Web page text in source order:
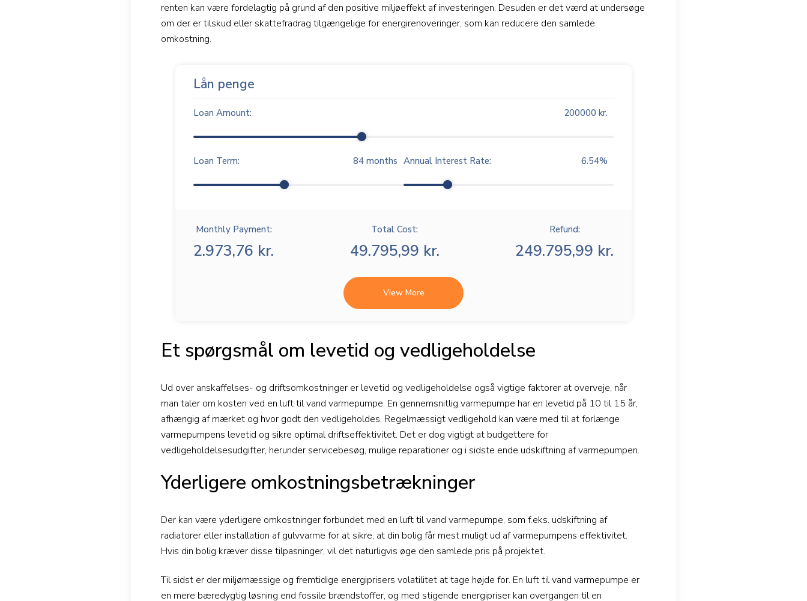
renten kan være fordelagtig på grund af den positive miljøeffekt af investeringen. Desuden er det værd at undersøge
om der er tilskud eller skattefradrag tilgængelige for energirenoveringer, som kan reducere den samlede
omkostning.
Lån penge
Loan Amount: 200000 kr.
Loan Term: 84 months Annual Interest Rate: 6.54%
Monthly Payment:
2.973,76 kr.
Total Cost:
49.795,99 kr.
Refund:
249.795,99 kr.
View More
Et spørgsmål om levetid og vedligeholdelse
Ud over anskaffelses- og driftsomkostninger er levetid og vedligeholdelse også vigtige faktorer at overveje, når
man taler om kosten ved en luft til vand varmepumpe. En gennemsnitlig varmepumpe har en levetid på 10 til 15 år,
afhængig af mærket og hvor godt den vedligeholdes. Regelmæssigt vedligehold kan være med til at forlænge
varmepumpens levetid og sikre optimal driftseffektivitet. Det er dog vigtigt at budgettere for
vedligeholdelsesudgifter, herunder servicebesøg, mulige reparationer og i sidste ende udskiftning af varmepumpen.
Yderligere omkostningsbetrækninger
Der kan være yderligere omkostninger forbundet med en luft til vand varmepumpe, som f.eks. udskiftning af
radiatorer eller installation af gulvvarme for at sikre, at din bolig får mest muligt ud af varmepumpens effektivitet.
Hvis din bolig kræver disse tilpasninger, vil det naturligvis øge den samlede pris på projektet.
Til sidst er der miljømæssige og fremtidige energiprisers volatilitet at tage højde for. En luft til vand varmepumpe er
en mere bæredygtig løsning end fossile brændstoffer, og med stigende energipriser kan overgangen til en